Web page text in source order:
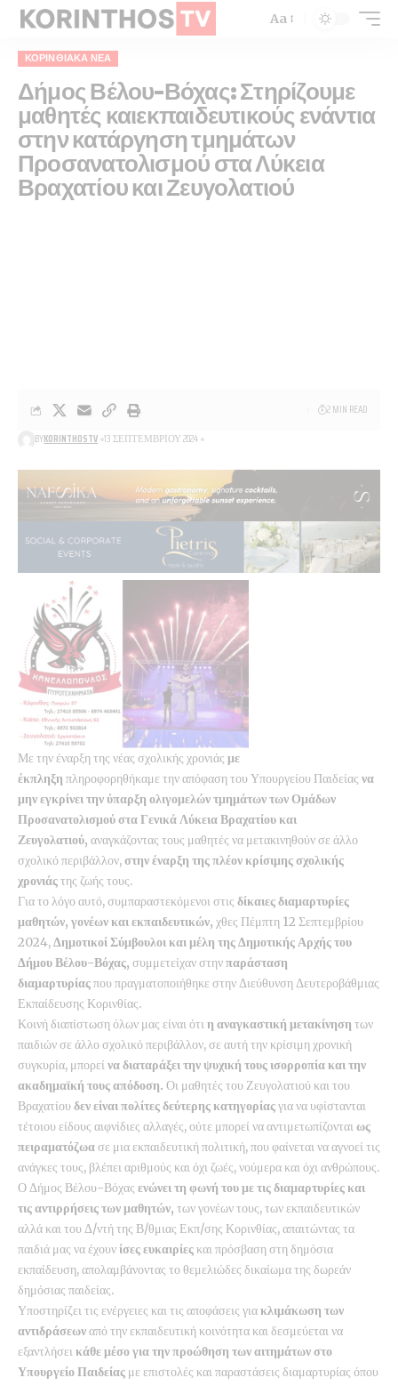
Aa
ΚΟΡΙΝΘΙΑΚΆ ΝΈΑ
Δήμος Βέλου-Βόχας: Στηρίζουμε
μαθητές καιεκπαιδευτικούς ενάντια
στην κατάργηση τμημάτων
Προσανατολισμού στα Λύκεια
Βραχατίου και Ζευγολατιού
BYKORINTHOSTV 13 ΣΕΠΤΕΜΒΡΊΟΥ 2024
2 MIN READ
Με την έναρξη της νέας σχολικής χρονιάς με
έκπληξη πληροφορηθήκαμε την απόφαση του Υπουργείου Παιδείας να
μην εγκρίνει την ύπαρξη ολιγομελών τμημάτων των Ομάδων
Προσανατολισμού στα Γενικά Λύκεια Βραχατίου και
Ζευγολατιού, αναγκάζοντας τους μαθητές να μετακινηθούν σε άλλο
σχολικό περιβάλλον,στην έναρξη της πλέον κρίσιμης σχολικής
χρονιάςτης ζωής τους.
Για το λόγο αυτό, συμπαραστεκόμενοι στις δίκαιες διαμαρτυρίες
μαθητών, γονέων και εκπαιδευτικών, χθες Πέμπτη 12 Σεπτεμβρίου
2024,Δημοτικοί Σύμβουλοι και μέλη της Δημοτικής Αρχής του
Δήμου Βέλου-Βόχας, συμμετείχαν στηνπαράσταση
διαμαρτυρίαςπου πραγματοποιήθηκε στην Διεύθυνση Δευτεροβάθμιας
Εκπαίδευσης Κορινθίας.
Κοινή διαπίστωση όλων μας είναι ότιη αναγκαστική μετακίνηση των
παιδιών σε άλλο σχολικό περιβάλλον, σε αυτή την κρίσιμη χρονική
συγκυρία, μπορείνα διαταράξει την ψυχική τους ισορροπία και την
ακαδημαϊκή τους απόδοση. Οι μαθητές του Ζευγολατιού και του
Βραχατίουδεν είναι πολίτες δεύτερης κατηγορίαςγια να υφίστανται
τέτοιου είδους αιφνίδιες αλλαγές, ούτε μπορεί να αντιμετωπίζονταιως
πειραματόζωασε μια εκπαιδευτική πολιτική, που φαίνεται να αγνοεί τις
ανάγκες τους, βλέπει αριθμούς και όχι ζωές, νούμερα και όχι ανθρώπους.
Ο Δήμος Βέλου-Βόχας ενώνει τη φωνή του με τις διαμαρτυρίες και
τις αντιρρήσεις των μαθητών, των γονέων τους, των εκπαιδευτικών
αλλά και του Δ/ντή της Β/θμιας Εκπ/σης Κορινθίας, απαιτώντας τα
παιδιά μας να έχουνίσες ευκαιρίες και πρόσβαση στη δημόσια
εκπαίδευση, απολαμβάνοντας το θεμελιώδες δικαίωμα της δωρεάν
δημόσιας παιδείας.
Υποστηρίζει τις ενέργειες και τις αποφάσεις γιακλιμάκωση των
αντιδράσεωναπό την εκπαιδευτική κοινότητα και δεσμεύεται να
εξαντλήσεικάθε μέσο για την προώθηση των αιτημάτων στο
Υπουργείο Παιδείας με επιστολές και παραστάσεις διαμαρτυρίας όπου